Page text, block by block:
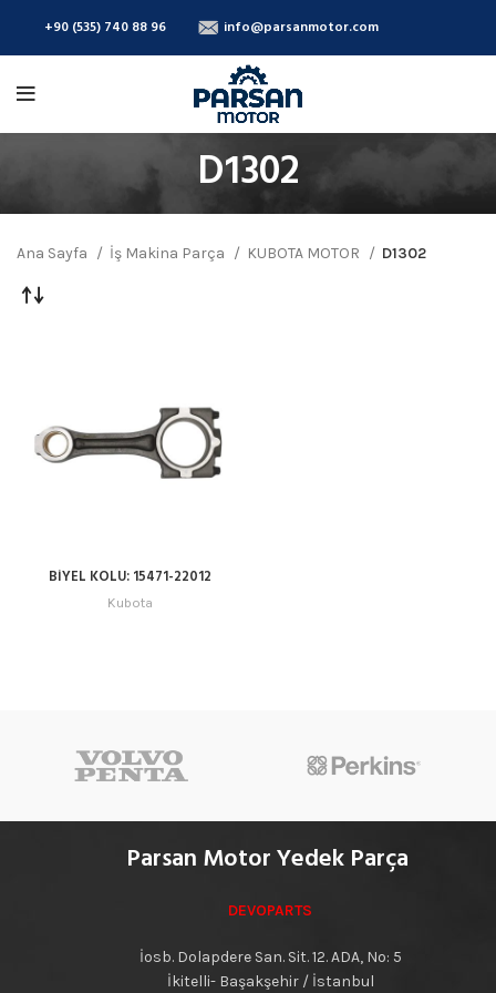
D1302
Ana Sayfa İş Makina Parça KUBOTA MOTOR D1302
BİYEL KOLU: 15471-22012
Kubota
Parsan Motor Yedek Parça
DEVOPARTS
İosb. Dolapdere San. Sit. 12. ADA, No: 5
İkitelli- Başakşehir / İstanbul
+90 (535) 740 88 96 info@parsanmotor.com